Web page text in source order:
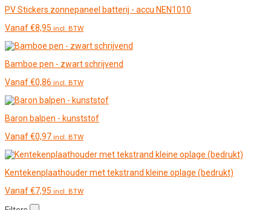
PV Stickers zonnepaneel batterij - accu NEN1010
Vanaf€8,95 incl. BTW
Bamboe pen - zwart schrijvend
Vanaf€0,86 incl. BTW
Baron balpen - kunststof
Vanaf€0,97 incl. BTW
Kentekenplaathouder met tekstrand kleine oplage (bedrukt)
Vanaf€7,95 incl. BTW